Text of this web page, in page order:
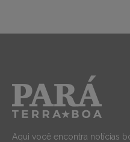
Aqui você encontra notícias